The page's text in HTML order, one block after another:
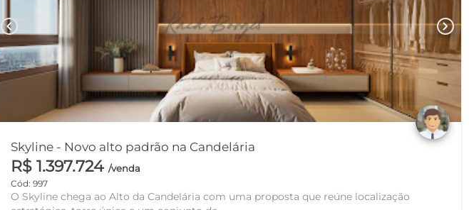
chevron_left chevron_right
Skyline - Novo alto padrão na Candelária
R$ 1.397.724/venda
Cód: 997
O Skyline chega ao Alto da Candelária com uma proposta que reúne localização